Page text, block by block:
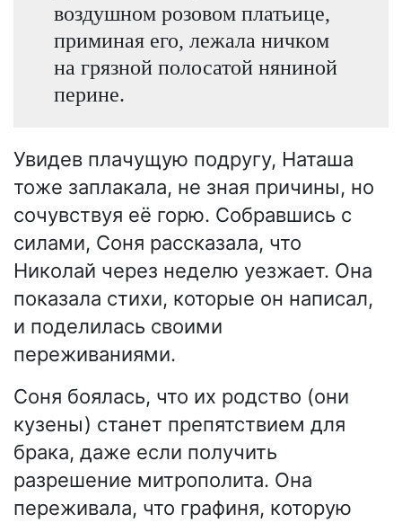
воздушном розовом платьице,
приминая его, лежала ничком
на грязной полосатой няниной
перине.
Увидев плачущую подругу, Наташа
тоже заплакала, не зная причины, но
сочувствуя её горю. Собравшись с
силами, Соня рассказала, что
Николай через неделю уезжает. Она
показала стихи, которые он написал,
и поделилась своими
переживаниями.
Соня боялась, что их родство (они
кузены) станет препятствием для
брака, даже если получить
разрешение митрополита. Она
переживала, что графиня, которую